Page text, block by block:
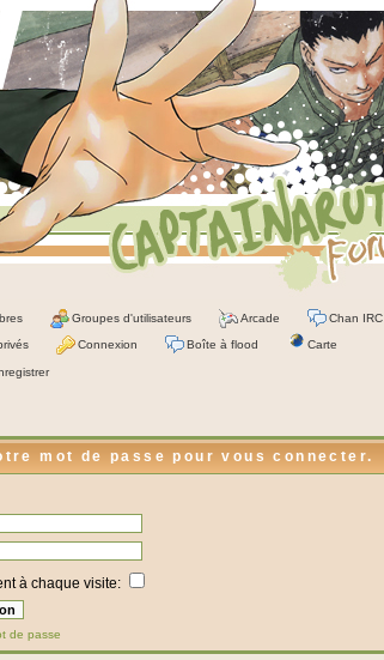
Groupes d'utilisateurs Arcade Chan IRC
Connexion Boîte à flood Carte
mot de passe pour vous connecter.
à chaque visite:
de passe